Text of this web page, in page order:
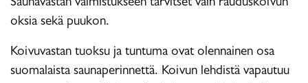
Saunavastan valmistukseen tarvitset vain rauduskoivun
oksia sekä puukon.
Koivuvastan tuoksu ja tuntuma ovat olennainen osa
suomalaista saunaperinnettä. Koivun lehdistä vapautuu